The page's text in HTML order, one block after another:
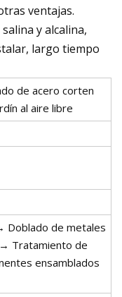
ventajas.
y alcalina,
largo tiempo
de acero corten
al aire libre
Doblado de metales
Tratamiento de
ensamblados